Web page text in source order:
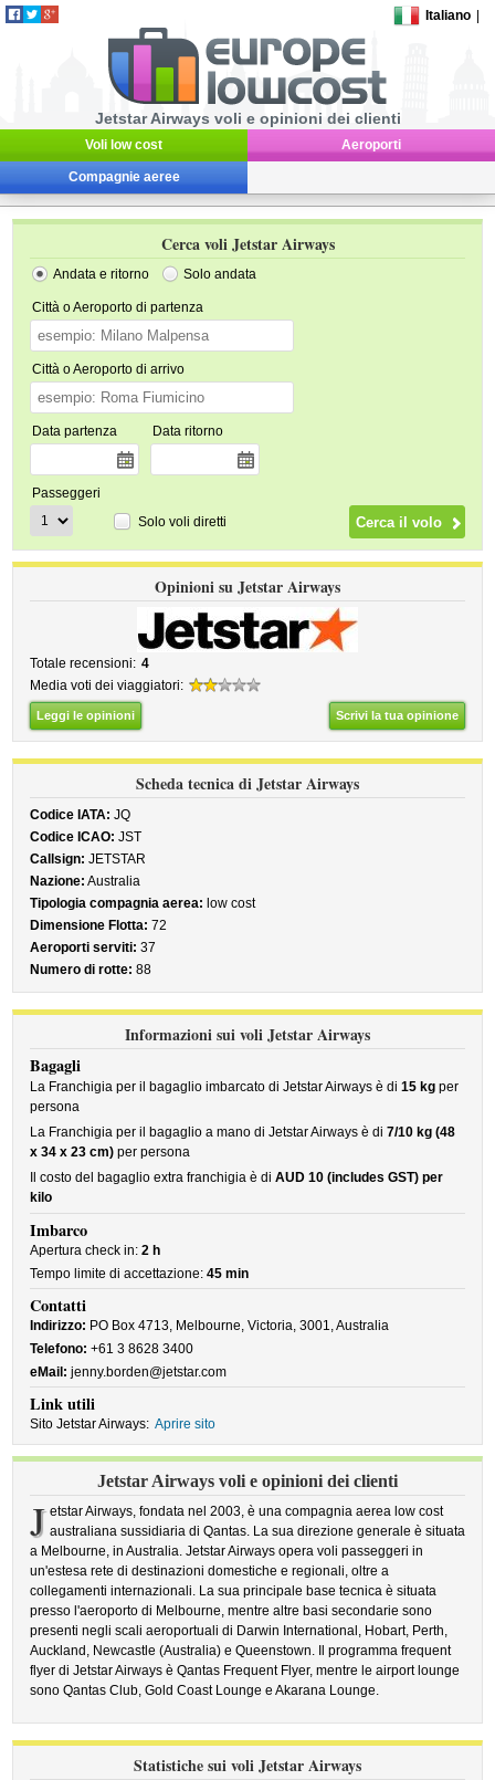
Italiano
Jetstar Airways voli e opinioni dei clienti
Voli low cost Aeroporti
Compagnie aeree
Cerca voli Jetstar Airways
Andata e ritorno Solo andata
Città o Aeroporto di partenza
Città o Aeroporto di arrivo
Data partenza Data ritorno
Passeggeri
Solo voli diretti
Opinioni su Jetstar Airways
Totale recensioni: 4
Media voti dei viaggiatori:
Leggi le opinioni Scrivi la tua opinione
Scheda tecnica di Jetstar Airways
Codice IATA: JQ
Codice ICAO: JST
Callsign: JETSTAR
Nazione: Australia
Tipologia compagnia aerea: low cost
Dimensione Flotta: 72
Aeroporti serviti: 37
Numero di rotte: 88
Informazioni sui voli Jetstar Airways
Bagagli
La Franchigia per il bagaglio imbarcato di Jetstar Airways è di15 kg per
persona
La Franchigia per il bagaglio a mano di Jetstar Airways è di7/10 kg (48
x 34 x 23 cm) per persona
Il costo del bagaglio extra franchigia è diAUD 10 (includes GST) per
kilo
Imbarco
Apertura check in:2 h
Tempo limite di accettazione:45 min
Contatti
Indirizzo: PO Box 4713, Melbourne, Victoria, 3001, Australia
Telefono: +61 3 8628 3400
eMail: jenny.borden@jetstar.com
Link utili
Sito Jetstar Airways: Aprire sito
Jetstar Airways voli e opinioni dei clienti
J etstar Airways, fondata nel 2003, è una compagnia aerea low cost
australiana sussidiaria di Qantas. La sua direzione generale è situata
a Melbourne, in Australia. Jetstar Airways opera voli passeggeri in
un'estesa rete di destinazioni domestiche e regionali, oltre a
collegamenti internazionali. La sua principale base tecnica è situata
presso l'aeroporto di Melbourne, mentre altre basi secondarie sono
presenti negli scali aeroportuali di Darwin International, Hobart, Perth,
Auckland, Newcastle (Australia) e Queenstown. Il programma frequent
flyer di Jetstar Airways è Qantas Frequent Flyer, mentre le airport lounge
sono Qantas Club, Gold Coast Lounge e Akarana Lounge.
Statistiche sui voli Jetstar Airways